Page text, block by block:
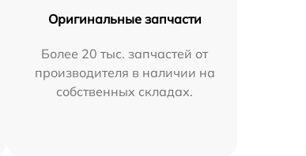
Оригинальные запчасти
Более 20 тыс. запчастей от
производителя в наличии на
собственных складах.